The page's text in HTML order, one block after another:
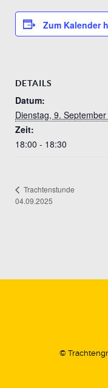
Zum Kalender
DETAILS
Datum:
Dienstag, 9.
Zeit:
18:00 - 18:30
Trachtenstunde
04.09.2025
©